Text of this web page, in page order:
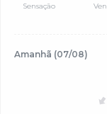
Sensação
Amanhã (07/08)